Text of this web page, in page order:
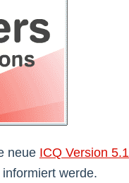
neue ICQ Version 5.1
werde.